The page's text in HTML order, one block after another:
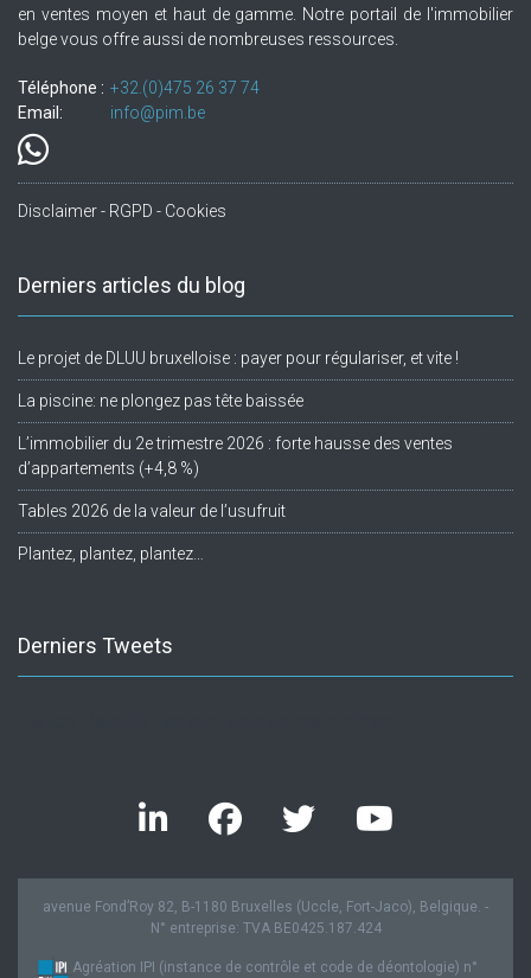
en ventes moyen et haut de gamme. Notre portail de l'immobilier
belge vous offre aussi de nombreuses ressources.
Téléphone : +32.(0)475 26 37 74
Email:
info@pim.be
Disclaimer - RGPD - Cookies
Derniers articles du blog
Le projet de DLUU bruxelloise : payer pour régulariser, et vite !
La piscine: ne plongez pas tête baissée
L’immobilier du 2e trimestre 2026 : forte hausse des ventes
d’appartements (+4,8 %)
Tables 2026 de la valeur de l’usufruit
Plantez, plantez, plantez…
Derniers Tweets
avenue Fond’Roy 82, B-1180 Bruxelles (Uccle, Fort-Jaco), Belgique. -
N° entreprise: TVA BE0425.187.424
Agréation IPI (instance de contrôle et code de déontologie) n°